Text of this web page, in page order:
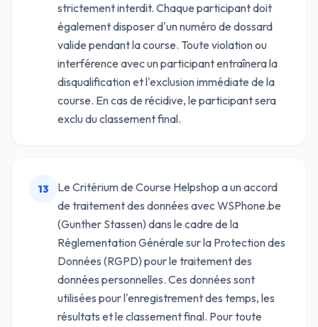
strictement interdit. Chaque participant doit
également disposer d'un numéro de dossard
valide pendant la course. Toute violation ou
interférence avec un participant entraînera la
disqualification et l'exclusion immédiate de la
course. En cas de récidive, le participant sera
exclu du classement final.
13
Le Critérium de Course Helpshop a un accord
de traitement des données avec WSPhone.be
(Gunther Stassen) dans le cadre de la
Réglementation Générale sur la Protection des
Données (RGPD) pour le traitement des
données personnelles. Ces données sont
utilisées pour l'enregistrement des temps, les
résultats et le classement final. Pour toute